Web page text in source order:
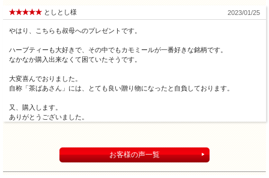
としとし様 2023/01/25
やはり、こちらも叔母へのプレゼントです。
ハーブティーも大好きで、その中でもカモミールが一番好きな銘柄です。
なかなか購入出来なくて困ていたそうです。
大変喜んでおりました。
自称「茶ばあさん」には、とても良い贈り物になったと自負しております。
又、購入します。
ありがとうございました。
お客様の声一覧